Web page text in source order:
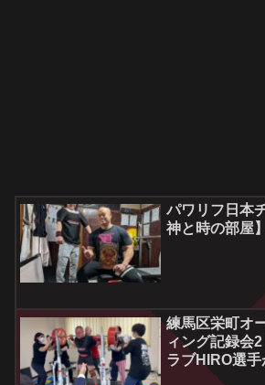
パワリフ日本
神と時の部屋
練馬区栄町オ
ィング記録会
ラブHIRO選